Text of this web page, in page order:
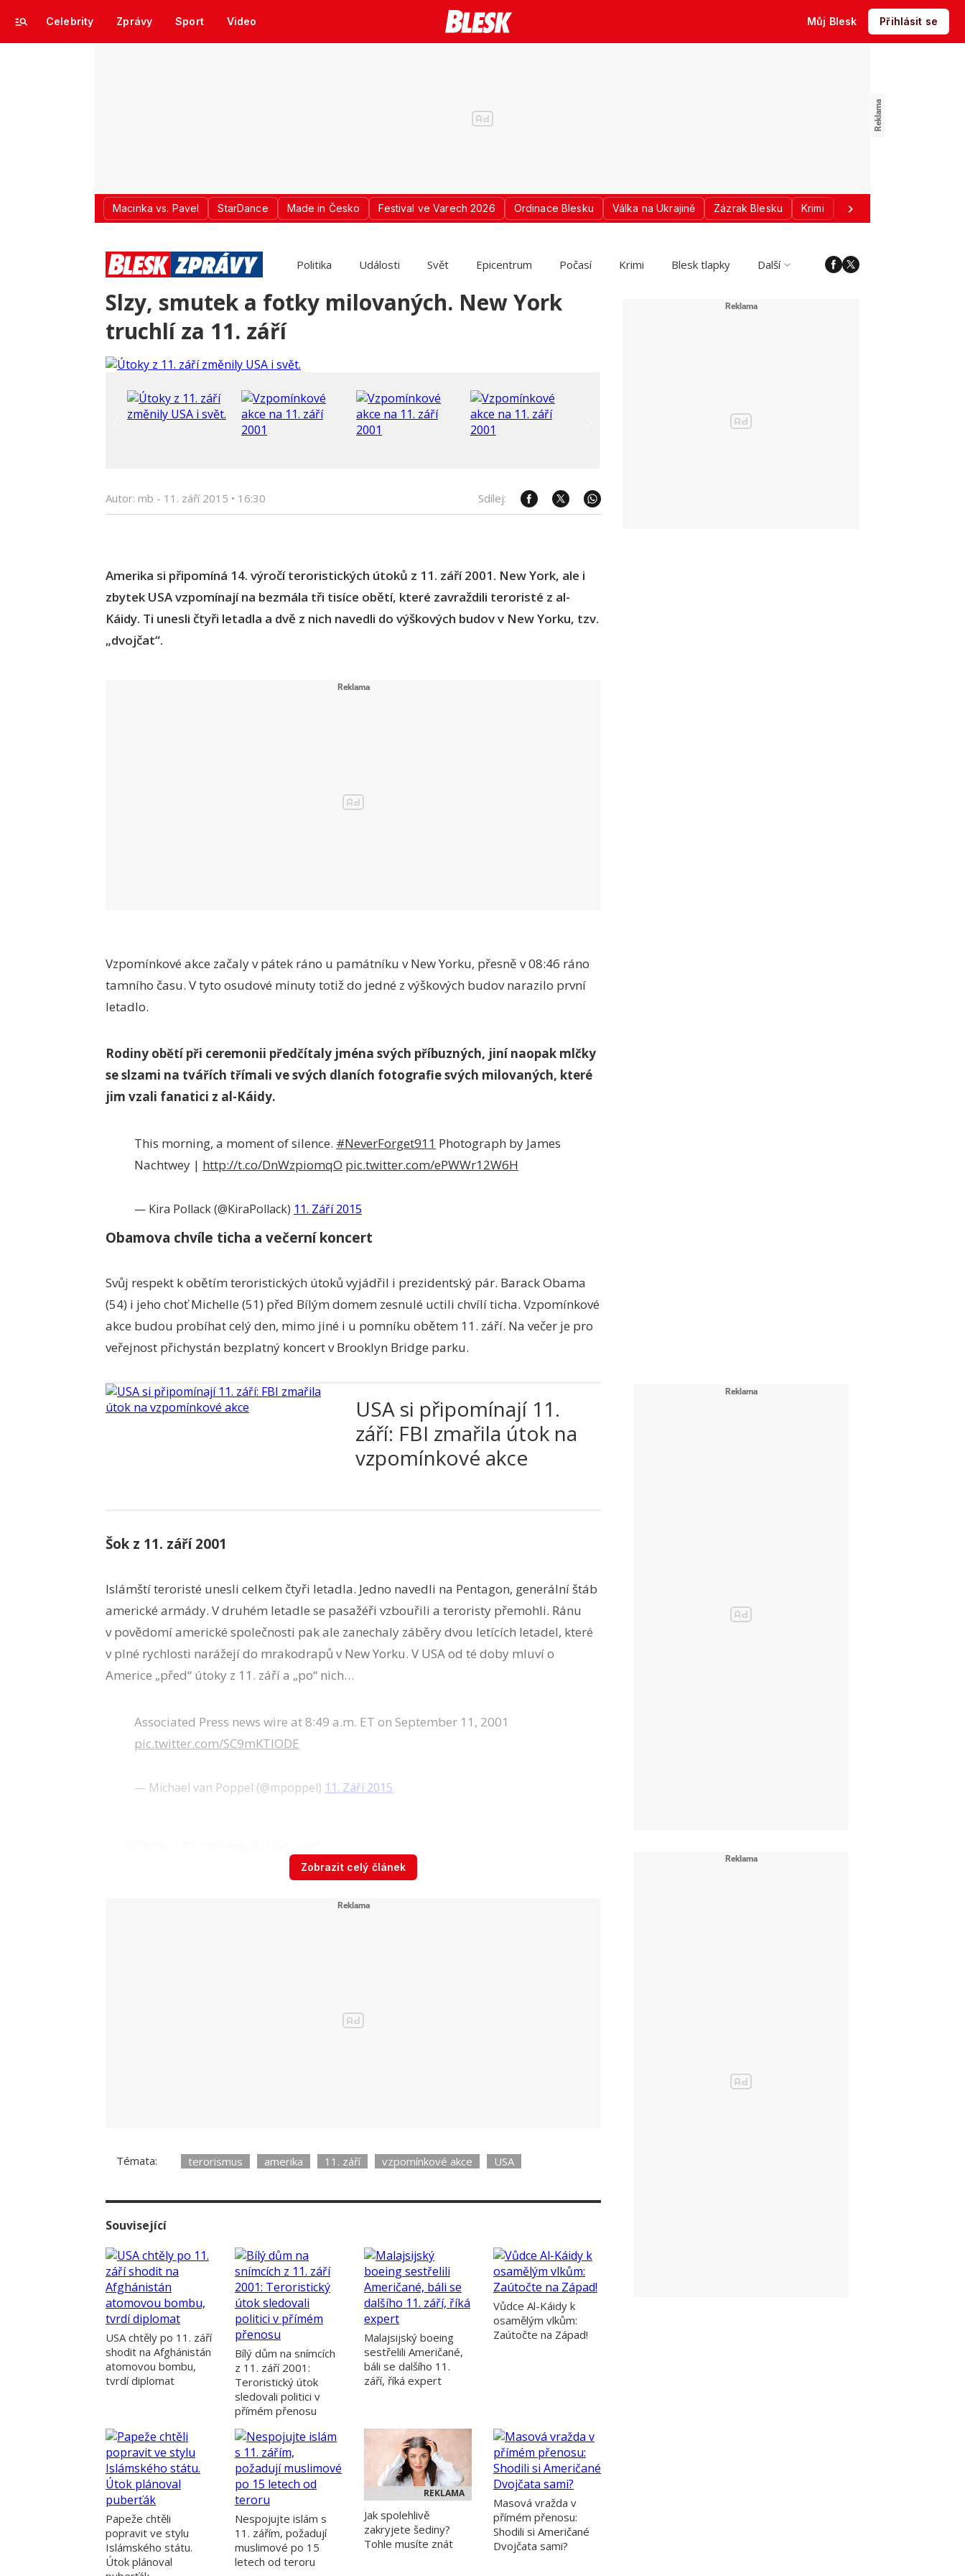
Celebrity Zprávy Sport Video Můj Blesk Přihlásit se
Macinka vs. Pavel StarDance Made in Česko Festival ve Varech 2026 Ordinace Blesku Válka na Ukrajině Zázrak Blesku Krimi Donald Trump
Politika Události Svět Epicentrum Počasí Krimi Blesk tlapky Další
Slzy, smutek a fotky milovaných. New York
truchlí za 11. září
Autor: mb - 11. září 2015 • 16:30 Sdílej:
Amerika si připomíná 14. výročí teroristických útoků z 11. září 2001. New York, ale i
zbytek USA vzpomínají na bezmála tři tisíce obětí, které zavraždili teroristé z al-
Káidy. Ti unesli čtyři letadla a dvě z nich navedli do výškových budov v New Yorku, tzv.
„dvojčat“.
Vzpomínkové akce začaly v pátek ráno u památníku v New Yorku, přesně v 08:46 ráno
tamního času. V tyto osudové minuty totiž do jedné z výškových budov narazilo první
letadlo.
Rodiny obětí při ceremonii předčítaly jména svých příbuzných, jiní naopak mlčky
se slzami na tvářích třímali ve svých dlaních fotografie svých milovaných, které
jim vzali fanatici z al-Káidy.
This morning, a moment of silence. #NeverForget911 Photograph by James
Nachtwey | http://t.co/DnWzpiomqO pic.twitter.com/ePWWr12W6H
— Kira Pollack (@KiraPollack) 11. Září 2015
Obamova chvíle ticha a večerní koncert
Svůj respekt k obětím teroristických útoků vyjádřil i prezidentský pár. Barack Obama
(54) i jeho choť Michelle (51) před Bílým domem zesnulé uctili chvílí ticha. Vzpomínkové
akce budou probíhat celý den, mimo jiné i u pomníku obětem 11. září. Na večer je pro
veřejnost přichystán bezplatný koncert v Brooklyn Bridge parku.
USA si připomínají 11.
září: FBI zmařila útok na
vzpomínkové akce
Šok z 11. září 2001
Islámští teroristé unesli celkem čtyři letadla. Jedno navedli na Pentagon, generální štáb
americké armády. V druhém letadle se pasažéři vzbouřili a teroristy přemohli. Ránu
v povědomí americké společnosti pak ale zanechaly záběry dvou letících letadel, které
v plné rychlosti narážejí do mrakodrapů v New Yorku. V USA od té doby mluví o
Americe „před“ útoky z 11. září a „po“ nich…
Associated Press news wire at 8:49 a.m. ET on September 11, 2001
pic.twitter.com/SC9mKTlODE
— Michael van Poppel (@mpoppel) 11. Září 2015
Zobrazit celý článek
Témata: terorismus amerika 11. září vzpomínkové akce USA
Související
USA chtěly po 11. září
shodit na Afghánistán
atomovou bombu,
tvrdí diplomat
Bílý dům na snímcích
z 11. září 2001:
Teroristický útok
sledovali politici v
přímém přenosu
Malajsijský boeing
sestřelili Američané,
báli se dalšího 11.
září, říká expert
Vůdce Al-Káidy k
osamělým vlkům:
Zaútočte na Západ!
Papeže chtěli
popravit ve stylu
Islámského státu.
Útok plánoval
Nespojujte islám s
11. zářím, požadují
muslimové po 15
letech od teroru
REKLAMA
Jak spolehlivě
zakryjete šediny?
Tohle musíte znát
Masová vražda v
přímém přenosu:
Shodili si Američané
Dvojčata sami?